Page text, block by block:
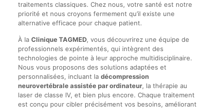
traitements classiques. Chez nous, votre santé est notre
priorité et nous croyons fermement qu’il existe une
alternative efficace pour chaque patient.
À la Clinique TAGMED, vous découvrirez une équipe de
professionnels expérimentés, qui intègrent des
technologies de pointe à leur approche multidisciplinaire.
Nous vous proposons des solutions adaptées et
personnalisées, incluant la décompression
neurovertébrale assistée par ordinateur, la thérapie au
laser de classe IV, et bien plus encore. Chaque traitement
est conçu pour cibler précisément vos besoins, améliorant